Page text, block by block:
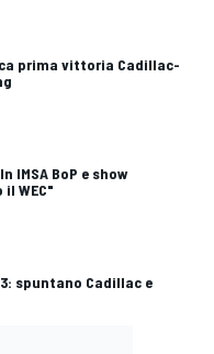
prima vittoria Cadillac-
IMSA BoP e show
WEC"
spuntano Cadillac e